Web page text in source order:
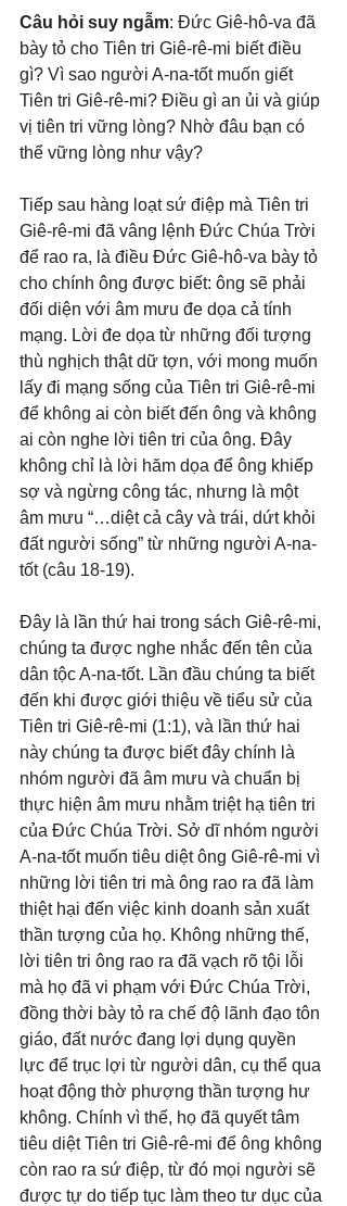
Câu hỏi suy ngẫm: Đức Giê-hô-va đã
bày tỏ cho Tiên tri Giê-rê-mi biết điều
gì? Vì sao người A-na-tốt muốn giết
Tiên tri Giê-rê-mi? Điều gì an ủi và giúp
vị tiên tri vững lòng? Nhờ đâu bạn có
thể vững lòng như vậy?
Tiếp sau hàng loạt sứ điệp mà Tiên tri
Giê-rê-mi đã vâng lệnh Đức Chúa Trời
để rao ra, là điều Đức Giê-hô-va bày tỏ
cho chính ông được biết: ông sẽ phải
đối diện với âm mưu đe dọa cả tính
mạng. Lời đe dọa từ những đối tượng
thù nghịch thật dữ tợn, với mong muốn
lấy đi mạng sống của Tiên tri Giê-rê-mi
để không ai còn biết đến ông và không
ai còn nghe lời tiên tri của ông. Đây
không chỉ là lời hăm dọa để ông khiếp
sợ và ngừng công tác, nhưng là một
âm mưu “…diệt cả cây và trái, dứt khỏi
đất người sống” từ những người A-na-
tốt (câu 18-19).
Đây là lần thứ hai trong sách Giê-rê-mi,
chúng ta được nghe nhắc đến tên của
dân tộc A-na-tốt. Lần đầu chúng ta biết
đến khi được giới thiệu về tiểu sử của
Tiên tri Giê-rê-mi (1:1), và lần thứ hai
này chúng ta được biết đây chính là
nhóm người đã âm mưu và chuẩn bị
thực hiện âm mưu nhằm triệt hạ tiên tri
của Đức Chúa Trời. Sở dĩ nhóm người
A-na-tốt muốn tiêu diệt ông Giê-rê-mi vì
những lời tiên tri mà ông rao ra đã làm
thiệt hại đến việc kinh doanh sản xuất
thần tượng của họ. Không những thế,
lời tiên tri ông rao ra đã vạch rõ tội lỗi
mà họ đã vi phạm với Đức Chúa Trời,
đồng thời bày tỏ ra chế độ lãnh đạo tôn
giáo, đất nước đang lợi dụng quyền
lực để trục lợi từ người dân, cụ thể qua
hoạt động thờ phượng thần tượng hư
không. Chính vì thế, họ đã quyết tâm
tiêu diệt Tiên tri Giê-rê-mi để ông không
còn rao ra sứ điệp, từ đó mọi người sẽ
được tự do tiếp tục làm theo tư dục của